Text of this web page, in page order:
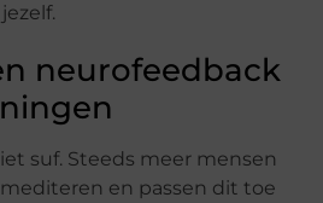
neurofeedback
suf. Steeds meer mensen
en passen dit toe